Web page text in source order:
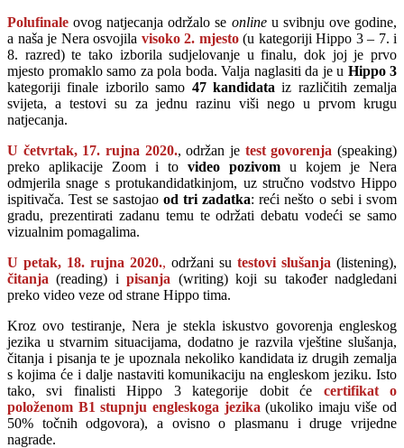
Polufinale ovog natjecanja održalo se online u svibnju ove godine,
a naša je Nera osvojila visoko 2. mjesto (u kategoriji Hippo 3 – 7. i
8. razred)te tako izborila sudjelovanje u finalu, dok joj je prvo
mjesto promaklo samo za pola boda. Valja naglasiti da je u Hippo 3
kategoriji finale izborilo samo 47 kandidata iz različitih zemalja
svijeta, a testovi su za jednu razinu viši nego u prvom krugu
natjecanja.
U četvrtak, 17. rujna 2020., održan je test govorenja (speaking)
preko aplikacije Zoom i to video pozivom u kojem je Nera
odmjerila snage s protukandidatkinjom, uz stručno vodstvo Hippo
ispitivača. Test se sastojao od tri zadatka: reći nešto o sebi i svom
gradu, prezentirati zadanu temu te održati debatu vodeći se samo
vizualnim pomagalima.
U petak, 18. rujna 2020., održani su testovi slušanja (listening),
čitanja (reading) ipisanja (writing) koji su također nadgledani
preko video veze od strane Hippo tima.
Kroz ovo testiranje, Nera je stekla iskustvo govorenja engleskog
jezika u stvarnim situacijama, dodatno je razvila vještine slušanja,
čitanja i pisanja te je upoznala nekoliko kandidata iz drugih zemalja
s kojima će i dalje nastaviti komunikaciju na engleskom jeziku. Isto
tako, svi finalisti Hippo 3 kategorije dobit će certifikat o
položenom B1 stupnju engleskoga jezika (ukoliko imaju više od
50% točnih odgovora), a ovisno o plasmanu i druge vrijedne
nagrade.